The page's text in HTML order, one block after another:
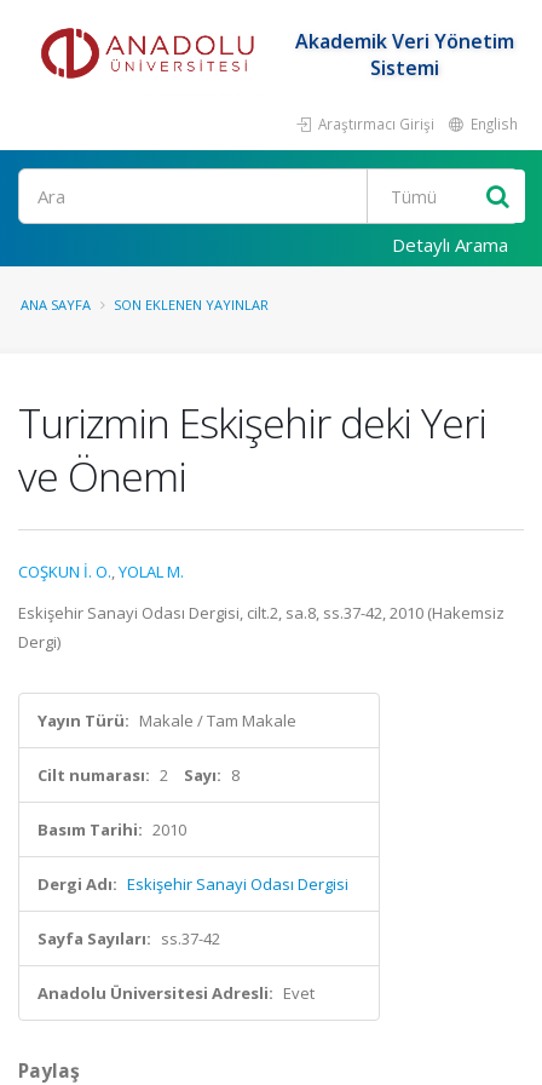
Akademik Veri Yönetim
Sistemi
Araştırmacı Girişi English
Ara
Detaylı Arama
ANA SAYFA SON EKLENEN YAYINLAR
Turizmin Eskişehir deki Yeri
ve Önemi
COŞKUN İ. O.,YOLAL M.
Eskişehir Sanayi Odası Dergisi, cilt.2, sa.8, ss.37-42, 2010 (Hakemsiz
Dergi)
Yayın Türü: Makale / Tam Makale
Cilt numarası: 2 Sayı: 8
Basım Tarihi: 2010
Dergi Adı: Eskişehir Sanayi Odası Dergisi
Sayfa Sayıları: ss.37-42
Anadolu Üniversitesi Adresli: Evet
Paylaş